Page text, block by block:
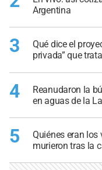
Argentina
3
Qué dice el
privada” que
4
Reanudaron la
en aguas de la
5
Quiénes eran los
murieron tras la